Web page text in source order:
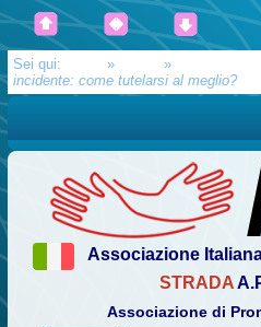
Sei qui: » »
incidente: come tutelarsi al meglio?
Associazione
STRADA
Associazione di